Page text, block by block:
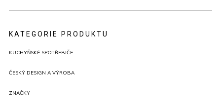
KATEGORIE PRODUKTU
KUCHYŇSKÉ SPOTŘEBIČE
ČESKÝ DESIGN A VÝROBA
ZNAČKY